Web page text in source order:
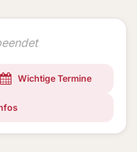
Wichtige Termine